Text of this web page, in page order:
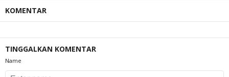
KOMENTAR
TINGGALKAN KOMENTAR
Name